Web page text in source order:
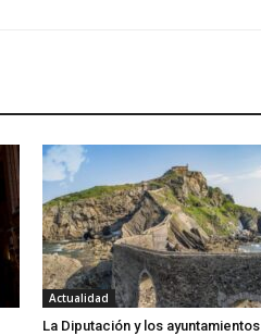
Actualidad
La Diputación y los ayuntamientos